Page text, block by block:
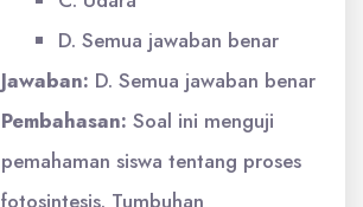
D. Semua jawaban benar
Jawaban: D. Semua jawaban benar
Pembahasan: Soal ini menguji
pemahaman siswa tentang proses
fotosintesis. Tumbuhan